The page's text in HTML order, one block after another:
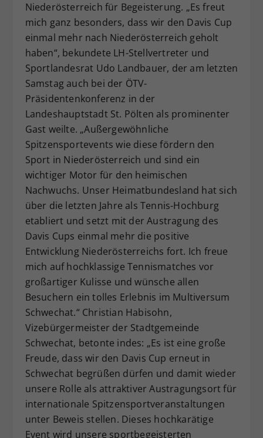
Niederösterreich für Begeisterung. „Es freut
mich ganz besonders, dass wir den Davis Cup
einmal mehr nach Niederösterreich geholt
haben“, bekundete LH-Stellvertreter und
Sportlandesrat Udo Landbauer, der am letzten
Samstag auch bei der ÖTV-
Präsidentenkonferenz in der
Landeshauptstadt St. Pölten als prominenter
Gast weilte. „Außergewöhnliche
Spitzensportevents wie diese fördern den
Sport in Niederösterreich und sind ein
wichtiger Motor für den heimischen
Nachwuchs. Unser Heimatbundesland hat sich
über die letzten Jahre als Tennis-Hochburg
etabliert und setzt mit der Austragung des
Davis Cups einmal mehr die positive
Entwicklung Niederösterreichs fort. Ich freue
mich auf hochklassige Tennismatches vor
großartiger Kulisse und wünsche allen
Besuchern ein tolles Erlebnis im Multiversum
Schwechat.“ Christian Habisohn,
Vizebürgermeister der Stadtgemeinde
Schwechat, betonte indes: „Es ist eine große
Freude, dass wir den Davis Cup erneut in
Schwechat begrüßen dürfen und damit wieder
unsere Rolle als attraktiver Austragungsort für
internationale Spitzensportveranstaltungen
unter Beweis stellen. Dieses hochkarätige
Event wird unsere sportbegeisterten